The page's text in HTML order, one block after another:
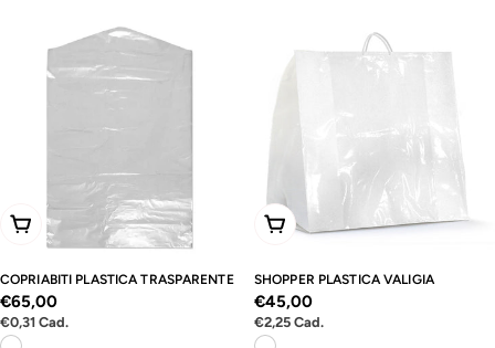
Scegli Le Opzioni
COPRIABITI PLASTICA TRASPARENTE
Prezzo
normale
€65,00
Prezzo
unitario
€0,31 Cad.
Aggiungi Al Carrello
SHOPPER PLASTICA VALIGIA
Prezzo
normale
€45,00
Prezzo
unitario
€2,25 Cad.